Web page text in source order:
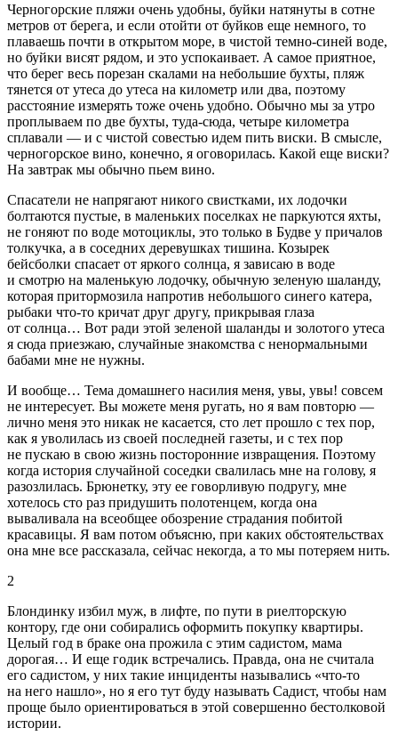
Черногорские пляжи очень удобны, буйки натянуты в сотне
метров от берега, и если отойти от буйков еще немного, то
плаваешь почти в открытом море, в чистой темно-синей воде,
но буйки висят рядом, и это успокаивает. А самое приятное,
что берег весь порезан скалами на небольшие бухты, пляж
тянется от утеса до утеса на километр или два, поэтому
расстояние измерять тоже очень удобно. Обычно мы за утро
проплываем по две бухты, туда-сюда, четыре километра
сплавали — и с чистой совестью идем пить виски. В смысле,
черногорское вино, конечно, я оговорилась. Какой еще виски?
На завтрак мы обычно пьем вино.
Спасатели не напрягают никого свистками, их лодочки
болтаются пустые, в маленьких поселках не паркуются яхты,
не гоняют по воде мотоциклы, это только в Будве у причалов
толкучка, а в соседних деревушках тишина. Козырек
бейсболки спасает от яркого солнца, я зависаю в воде
и смотрю на маленькую лодочку, обычную зеленую шаланду,
которая притормозила напротив небольшого синего катера,
рыбаки что-то кричат друг другу, прикрывая глаза
от солнца… Вот ради этой зеленой шаланды и золотого утеса
я сюда приезжаю, случайные знакомства с ненормальными
бабами мне не нужны.
И вообще… Тема домашнего насилия меня, увы, увы! совсем
не интересует. Вы можете меня ругать, но я вам повторю —
лично меня это никак не касается, сто лет прошло с тех пор,
как я уволилась из своей последней газеты, и с тех пор
не пускаю в свою жизнь посторонние извращения. Поэтому
когда история случайной соседки свалилась мне на голову, я
разозлилась. Брюнетку, эту ее говорливую подругу, мне
хотелось сто раз придушить полотенцем, когда она
вываливала на всеобщее обозрение страдания побитой
красавицы. Я вам потом объясню, при каких обстоятельствах
она мне все рассказала, сейчас некогда, а то мы потеряем нить.
2
Блондинку избил муж, в лифте, по пути в риелторскую
контору, где они собирались оформить покупку квартиры.
Целый год в браке она прожила с этим садистом, мама
дорогая… И еще годик встречались. Правда, она не считала
его садистом, у них такие инциденты назывались «что-то
на него нашло», но я его тут буду называть Садист, чтобы нам
проще было ориентироваться в этой совершенно бестолковой
истории.